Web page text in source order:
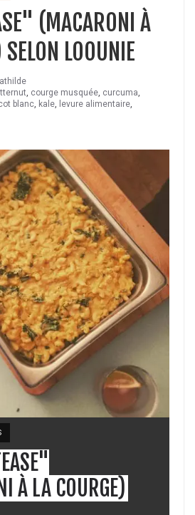
(MACARONI À
LOOUNIE
, courge musquée, curcuma,
blanc, kale, levure alimentaire,
À LA COURGE)